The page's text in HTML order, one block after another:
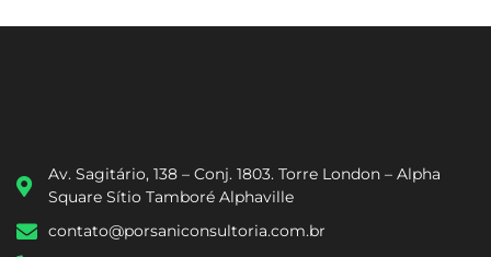
Av. Sagitário, 138 – Conj. 1803. Torre London – Alpha
Square Sítio Tamboré Alphaville